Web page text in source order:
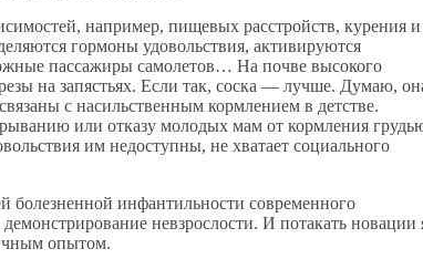
например, пищевых расстройств, курения и
гормоны удовольствия, активируются
пассажиры самолетов… На почве высокого
на запястьях. Если так, соска — лучше. Думаю,
с насильственным кормлением в детстве.
или отказу молодых мам от кормления
им недоступны, не хватает социального
инфантильности современного
невзрослости. И потакать новации
опытом.